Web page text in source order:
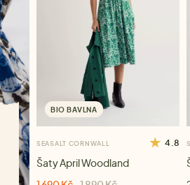
BIO BAVLNA
SEASALT CORNWALL 4.8
Šaty April Woodland